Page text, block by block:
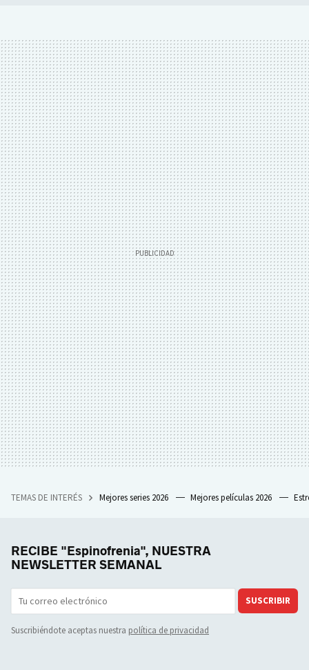
TEMAS DE INTERÉS Mejores series 2026 Mejores películas 2026
RECIBE "Espinofrenia", NUESTRA
NEWSLETTER SEMANAL
SUSCRIBIR
Suscribiéndote aceptas nuestra política de privacidad